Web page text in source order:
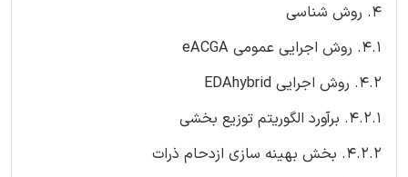
4. روش شناسی
4.1. روش اجرایی عمومی eACGA
4.2. روش اجرایی EDAhybrid
4.2.1. برآورد الگوریتم توزیع بخشی
4.2.2. بخش بهینه سازی ازدحام ذرات